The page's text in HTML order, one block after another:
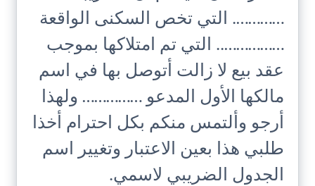
…………. التي تخص السكنى الواقعة
…………….. التي تم امتلاكها بموجب
عقد بيع لا زالت أتوصل بها في اسم
مالكها الأول المدعو …………… ولهذا
أرجو وألتمس منكم بكل احترام أخذا
طلبي هذا بعين الاعتبار وتغيير اسم
الجدول الضريبي لاسمي.